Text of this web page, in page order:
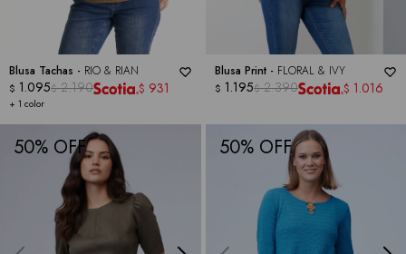
Blusa Tachas - RIO & RIAN
+ 1 color
$ 1.095$ 2.190 $ 931
Blusa Print - FLORAL & IVY
$ 1.195$ 2.390 $ 1.016
50 50